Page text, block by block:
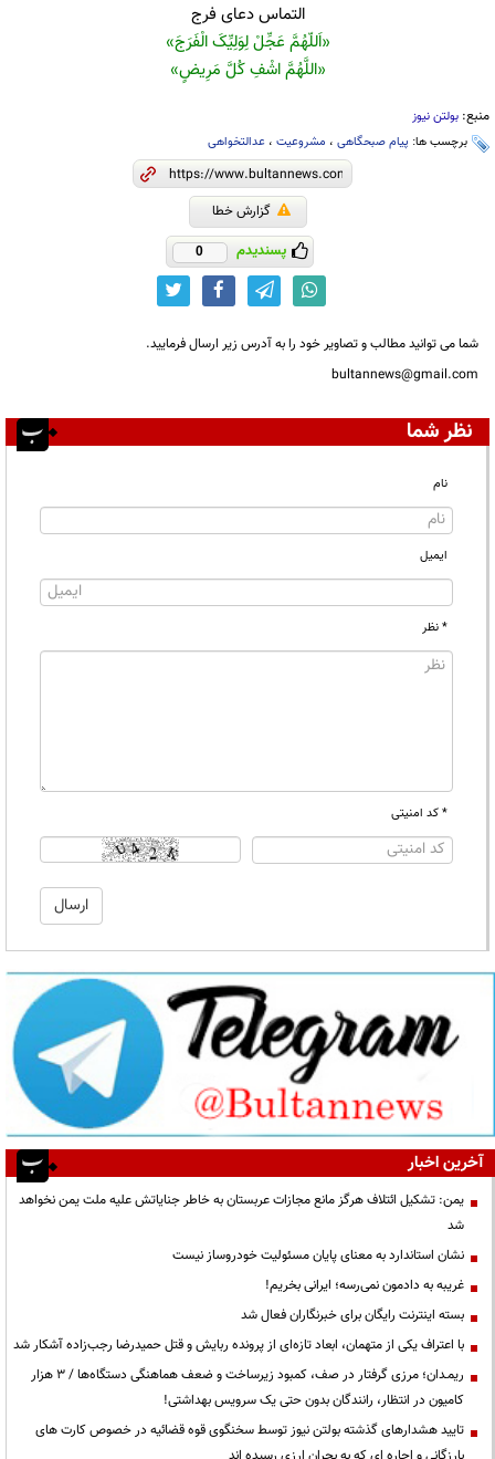
التماس دعای فرج
«اَللّهُمَّ عَجِّلْ لِوَلِيِّکَ الْفَرَجَ»
«اللَّهُمَّ اشْفِ کُلَّ مَرِیضٍ»
منبع: بولتن نیوز
برچسب ها: پیام صبحگاهی ، مشروعیت ، عدالتخواهی
گزارش خطا
پسندیدم 0
شما می توانید مطالب و تصاویر خود را به آدرس زیر ارسال فرمایید.
bultannews@gmail.com
نظر شما
نام
ایمیل
* نظر
* کد امنیتی
آخرین اخبار
یمن: تشکیل ائتلاف هرگز مانع مجازات عربستان به خاطر جنایاتش علیه ملت یمن نخواهد
شد
نشان استاندارد به معنای پایان مسئولیت خودروساز نیست
غریبه به دادمون نمی‌رسه؛ ایرانی بخریم!
بسته اینترنت رایگان برای خبرنگاران فعال شد
با اعتراف یکی از متهمان، ابعاد تازه‌ای از پرونده ربایش و قتل حمیدرضا رجب‌زاده آشکار شد
ریمـدان؛ مرزی گرفتار در صف، کمبود زیرساخت و ضعف هماهنگی دستگاه‌ها / ۳ هزار
کامیون در انتظار، رانندگان بدون حتی یک سرویس بهداشتی!
تایید هشدارهای گذشته بولتن نیوز توسط سخنگوی قوه قضائیه در خصوص کارت های